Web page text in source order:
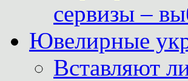
сервизы –
Ювелирные
Вставляют